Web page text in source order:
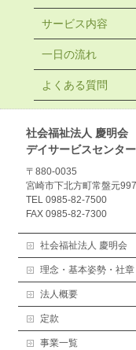
サービス内容
一日の流れ
よくある質問
社会福祉法人 慶明会
デイサービスセンタ
〒880-0035
宮崎市下北方町常盤元
TEL 0985-82-7500
FAX 0985-82-7300
社会福祉法人 慶明会
理念・基本姿勢・社
法人概要
定款
事業一覧